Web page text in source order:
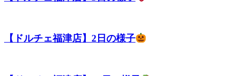
【ドルチェ福津店】2日の様子